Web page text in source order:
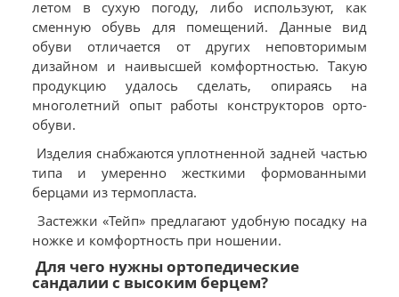
летом в сухую погоду, либо используют, как
сменную обувь для помещений. Данные вид
обуви отличается от других неповторимым
дизайном и наивысшей комфортностью. Такую
продукцию удалось сделать, опираясь на
многолетний опыт работы конструкторов орто-
обуви.
Изделия снабжаются уплотненной задней частью
типа и умеренно жесткими формованными
берцами из термопласта.
Застежки «Тейп» предлагают удобную посадку на
ножке и комфортность при ношении.
Для чего нужны ортопедические
сандалии с высоким берцем?